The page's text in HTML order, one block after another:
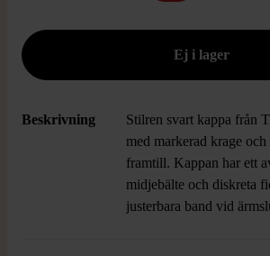
Beskrivning
Stilren svart kappa från
med markerad krage
framtill. Kappan har ett
midjebälte och diskreta
justerbara band vid